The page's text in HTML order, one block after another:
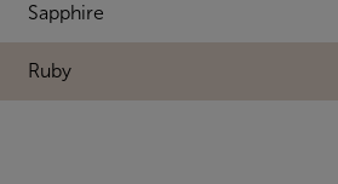
Sapphire
Ruby